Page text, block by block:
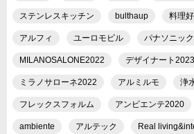
ステンレスキッチン bulthaup 料理
アルフィ ユーロモビル パナソニック
MILANOSALONE2022 デザイナート2023
ミラノサローネ2022 アルミルモ 浄
フレックスフォルム アンビエンテ2020
ambiente アルテック Real